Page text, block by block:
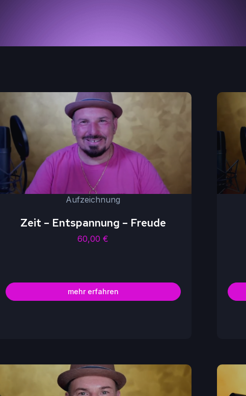
Aufzeichnung
Zeit – Entspannung – Freude
60,00€
mehr erfahren